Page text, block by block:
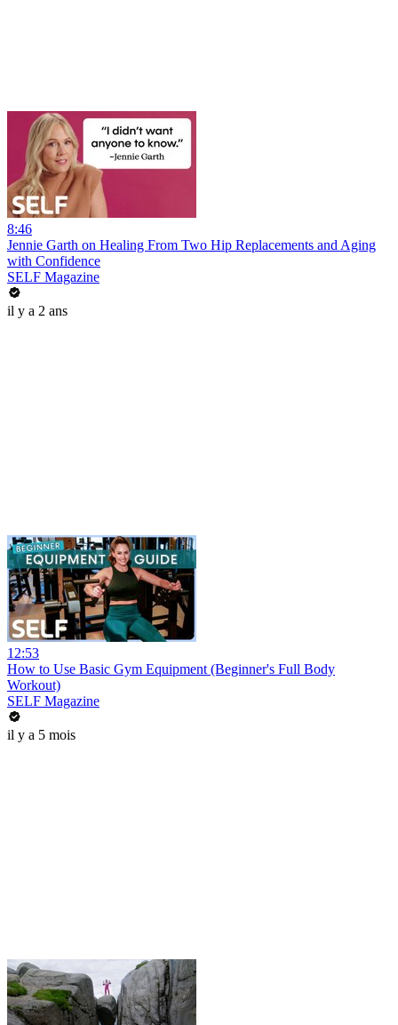
8:46
Jennie Garth on Healing From Two Hip Replacements and Aging
with Confidence
SELF Magazine
il y a 2 ans
12:53
How to Use Basic Gym Equipment (Beginner's Full Body
Workout)
SELF Magazine
il y a 5 mois